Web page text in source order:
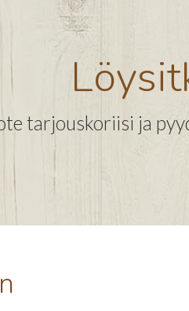
tarjouskoriisi ja